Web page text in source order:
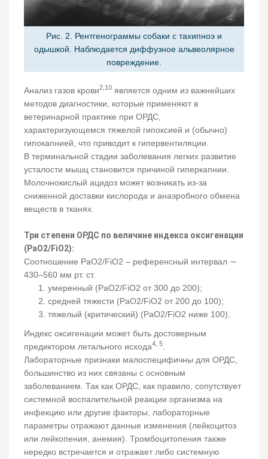
Рис. 2. Рентгенограммы собаки с тахипноэ и
одышкой. Наблюдается диффузное альвеолярное
повреждение.
Анализ газов крови2,10 является одним из важнейших
методов диагностики, которые применяют в
ветеринарной практике при ОРДС,
характеризующемся тяжелой гипоксией и (обычно)
гипокапнией, что приводит к гипервентиляции.
В терминальной стадии заболевания легких развитие
усталости мышц становится причиной гиперкапнии.
Молочнокислый ацидоз может возникать из-за
сниженной доставки кислорода и анаэробного обмена
веществ в тканях.
Три степени ОРДС по величине индекса оксигенации
(РаО2/FiO2):
Соотношение PaО2/FiО2 – референсный интервал ∼
430–560 мм рт. ст.
умеренный (PaО2/FiО2 от 300 до 200);
средней тяжести (PaО2/FiО2 от 200 до 100);
тяжелый (критический) (PaО2/FiО2 ниже 100).
Индекс оксигенации может быть достоверным
предиктором летального исхода4, 5
Лабораторные признаки малоспецифичны для ОРДС,
большинство из них связаны с основным
заболеванием. Так как ОРДС, как правило, сопутствует
системной воспалительной реакции организма на
инфекцию или другие факторы, лабораторные
параметры отражают данные изменения (лейкоцитоз
или лейкопения, анемия). Тромбоцитопения также
нередко встречается и отражает либо системную